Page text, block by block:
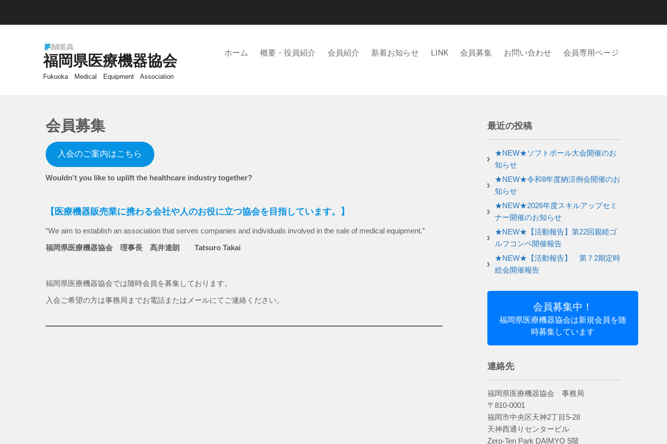
福岡県医療機器協会
Fukuoka Medical Equipment Association
ホーム 概要・役員紹介 会員紹介 新着お知らせ LINK 会員募集 お問い合わせ 会員専用ページ
会員募集
入会のご案内はこちら
Wouldn’t you like to uplift the healthcare industry together?
【医療機器販売業に携わる会社や人のお役に立つ協会を目指しています。】
“We aim to establish an association that serves companies and individuals involved in the sale of medical equipment.”
福岡県医療機器協会 理事長 髙井達朗 Tatsuro Takai
福岡県医療機器協会では随時会員を募集しております。
入会ご希望の方は事務局までお電話またはメールにてご連絡ください。
最近の投稿
★NEW★ソフトボール大会開催のお
知らせ
★NEW★令和8年度納涼例会開催のお
知らせ
★NEW★2026年度スキルアップセミ
ナー開催のお知らせ
★NEW★【活動報告】第22回親睦ゴ
ルフコンペ開催報告
★NEW★【活動報告】 第７2期定時
総会開催報告
会員募集中！
福岡県医療機器協会は新規会員を随
時募集しています
連絡先
福岡県医療機器協会 事務局
〒810-0001
福岡市中央区天神2丁目5-28
天神西通りセンタービル
Zero-Ten Park DAIMYO 5階